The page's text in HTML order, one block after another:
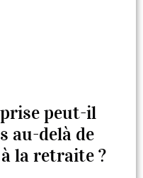
peut-il
au-delà de
la retraite ?